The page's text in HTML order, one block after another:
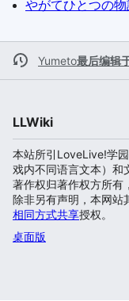
やがてひとつの物
Yumeto最后编辑
LLWiki
本站所引LoveLive!学
戏内不同语言文本）和
著作权归著作权方所有
除非另有声明，本网站
相同方式共享授权。
桌面版